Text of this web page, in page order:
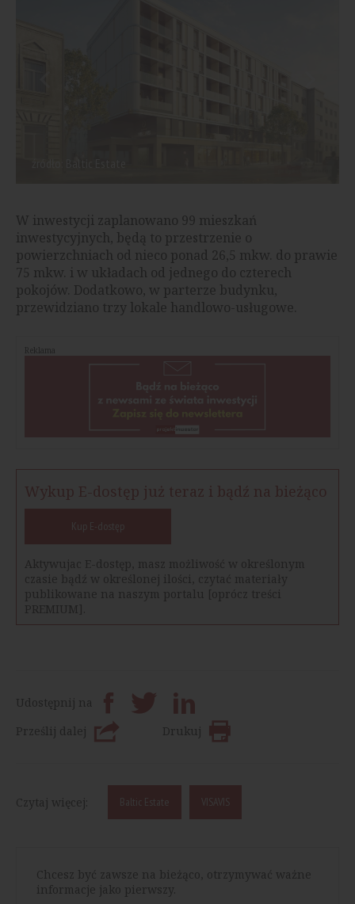
W inwestycji zaplanowano 99 mieszkań
inwestycyjnych, będą to przestrzenie o
powierzchniach od nieco ponad 26,5 mkw. do prawie
75 mkw. i w układach od jednego do czterech
pokojów. Dodatkowo, w parterze budynku,
przewidziano trzy lokale handlowo-usługowe.
Reklama
Wykup E-dostęp już teraz i bądź na bieżąco
Kup E-dostęp
Aktywujac E-dostęp, masz możliwość w określonym
czasie bądź w określonej ilości, czytać materiały
publikowane na naszym portalu [oprócz treści
PREMIUM].
Udostępnij na
Prześlij dalej
Drukuj
Czytaj więcej: Baltic Estate VISAVIS
Chcesz być zawsze na bieżąco, otrzymywać ważne
informacje jako pierwszy.